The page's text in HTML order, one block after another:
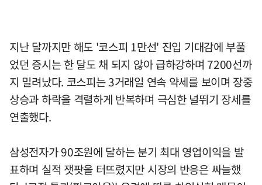
지난 달까지만 해도 '코스피 1만선' 진입 기대감에 부풀
었던 증시는 한 달도 채 되지 않아 급하강하며 7200선까
지 밀려났다. 코스피는 3거래일 연속 약세를 보이며 장중
상승과 하락을 격렬하게 반복하며 극심한 널뛰기 장세를
연출했다.
삼성전자가 90조원에 달하는 분기 최대 영업이익을 발
표하며 실적 잿팟을 터뜨렸지만 시장의 반응은 싸늘했